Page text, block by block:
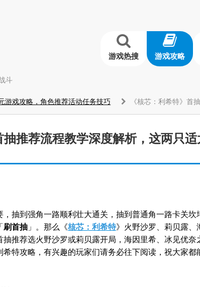
斗
游戏热搜 游戏攻略
游戏攻略，角色推荐活动任务技巧 《核芯：利希特》首
首抽推荐流程教学深度解析，这两只
，抽到强角一路顺利壮大通关，抽到普通角一路卡关
刷首抽」。那么《核芯：利希特》火野沙罗、莉贝露、
抽推荐选火野沙罗或莉贝露开局，海因里希、冰见优
特攻略，有兴趣的玩家们请务必往下阅读，祝大家都